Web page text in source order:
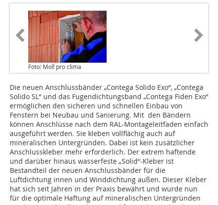
Foto: Moll pro clima
Die neuen Anschlussbänder „Contega Solido Exo“, „Contega
Solido SL“ und das Fugendichtungsband „Contega Fiden Exo“
ermöglichen den sicheren und schnellen Einbau von
Fenstern bei Neubau und Sanierung. Mit den Bändern
können Anschlüsse nach dem RAL-Montageleitfaden einfach
ausgeführt werden. Sie kleben vollflächig auch auf
mineralischen Untergründen. Dabei ist kein zusätzlicher
Anschlusskleber mehr erforderlich. Der extrem haftende
und darüber hinaus wasserfeste „Solid“-Kleber ist
Bestandteil der neuen Anschlussbänder für die
Luftdichtung innen und Winddichtung außen. Dieser Kleber
hat sich seit Jahren in der Praxis bewährt und wurde nun
für die optimale Haftung auf mineralischen Untergründen